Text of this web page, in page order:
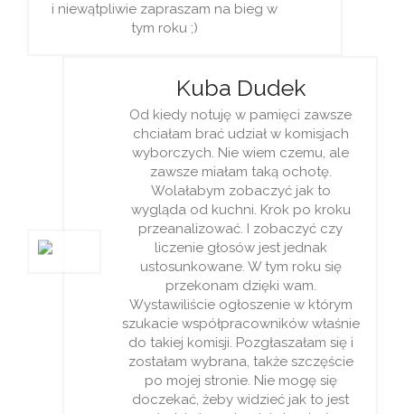
i niewątpliwie zapraszam na bieg w
tym roku ;)
Kuba Dudek
Od kiedy notuję w pamięci zawsze
chciałam brać udział w komisjach
wyborczych. Nie wiem czemu, ale
zawsze miałam taką ochotę.
Wolałabym zobaczyć jak to
wygląda od kuchni. Krok po kroku
przeanalizować. I zobaczyć czy
liczenie głosów jest jednak
ustosunkowane. W tym roku się
przekonam dzięki wam.
Wystawiliście ogłoszenie w którym
szukacie współpracowników właśnie
do takiej komisji. Pozgłaszałam się i
zostałam wybrana, także szczęście
po mojej stronie. Nie mogę się
doczekać, żeby widzieć jak to jest